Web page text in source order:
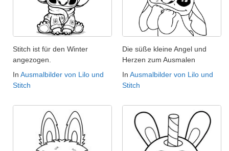
Stitch ist für den Winter
angezogen.
In Ausmalbilder von Lilo und
Stitch
Die süße kleine Angel und
Herzen zum Ausmalen
In Ausmalbilder von Lilo und
Stitch